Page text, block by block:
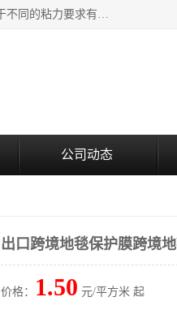
该类保护膜有复合，透明、奶白、蓝色、黑白等膜型。特高粘，高粘，中高粘，中粘，中低粘，低粘等。对于不同的粘力要求有相应的产品相适配。无胶渍残留污染。在较宽的收卷幅度下平整无皱纹，收卷长度大，利于机械化及自动化施工粘贴。为您的产品提供的表面保护解决方案。 产品广泛适用于：铝材、不锈钢、金属、塑料、电子、家电、家具、玻璃、化工材料、装饰材料等。
公司动态
出口跨境地毯保护膜跨境
价格： 1.50 元/平方米 起